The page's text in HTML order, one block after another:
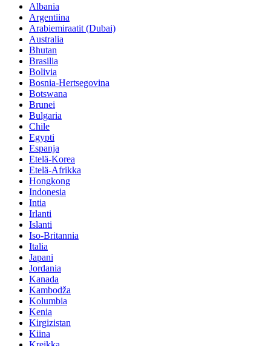
Albania
Argentiina
Arabiemiraatit (Dubai)
Australia
Bhutan
Brasilia
Bolivia
Bosnia-Hertsegovina
Botswana
Brunei
Bulgaria
Chile
Egypti
Espanja
Etelä-Korea
Etelä-Afrikka
Hongkong
Indonesia
Intia
Irlanti
Islanti
Iso-Britannia
Italia
Japani
Jordania
Kanada
Kambodža
Kolumbia
Kenia
Kirgizistan
Kiina